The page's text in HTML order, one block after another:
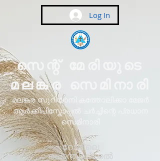
Log In
സെന്റ് മേരിയുടെ
മലങ്കര സെമിനാരി
മലങ്കര സുറിയാനി കത്തോലിക്കാ മേജർ
ആർക്കിപിസ്കോപ്പൽ ചർച്ചിന്റെ പ്രധാന
സെമിനാരി
റോമിലെ
പൊന്തിഫിക്കൽ